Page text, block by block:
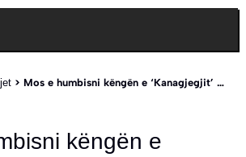
> Mos e humbisni këngën e ‘Kanagjegjit’ me videoklip nga Engjëllusha!
këngën e